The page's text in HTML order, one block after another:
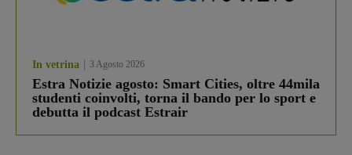
In vetrina 3 Agosto 2026
Estra Notizie agosto: Smart Cities, oltre 44mila
studenti coinvolti, torna il bando per lo sport e
debutta il podcast Estrair